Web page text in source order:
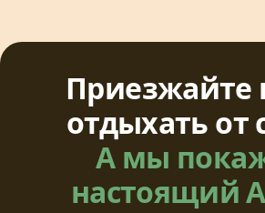
Приезжайте
отдыхать от
А мы
настоящий